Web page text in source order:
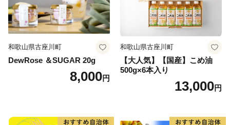
人様に着払いでご負担いただくことになりますので、お
届け先のご住所をご入力いただく際には十分にご注意い
ただいた上でお申込いただきますようよろしくお願い申
し上げます。
お申込み後に、配送先ご住所に誤りや変更がございまし
たら、早急に香美町ふるさと納税サポート室までご連絡
和歌山県古座川町
DewRose ＆SUGAR 20g
8,000円
和歌山県古座川町
【大人気】【国産】こめ油
500g×6本入り
13,000円